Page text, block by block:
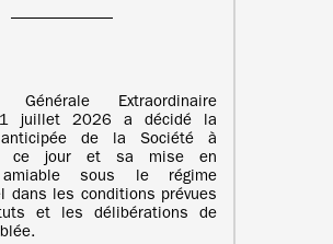
Générale Extraordinaire
juillet 2026 a décidé la
de la Société à
ce jour et sa mise en
amiable sous le régime
dans les conditions prévues
et les délibérations de